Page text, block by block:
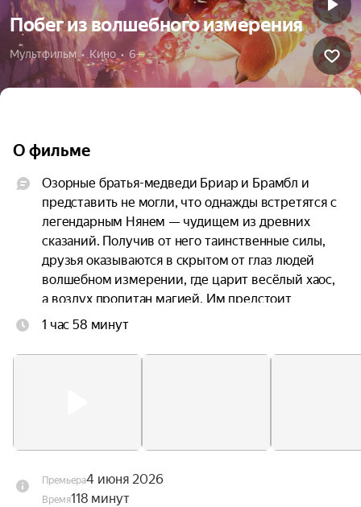
Побег из волшебного измерения
Мультфильм  •  Кино  •  6+
О фильме
Озорные братья-медведи Бриар и Брамбл и
представить не могли, что однажды встретятся с
легендарным Нянем — чудищем из древних
сказаний. Получив от него таинственные силы,
друзья оказываются в скрытом от глаз людей
волшебном измерении, где царит весёлый хаос,
а воздух пропитан магией. Им предстоит
научиться управлять своими способностями и
чтобы суметь вернуться домой.
1 час 58 минут
Премьера4 июня 2026
Время118 минут